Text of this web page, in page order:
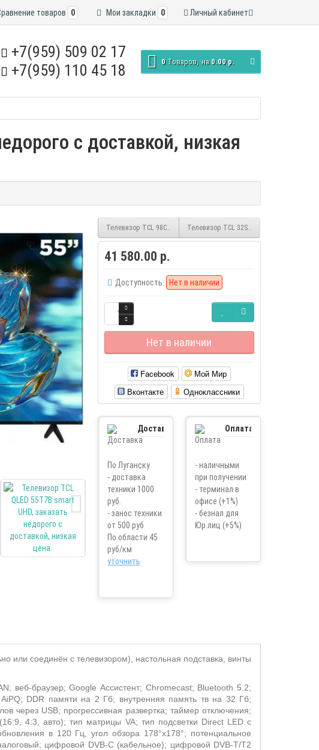
Личный кабинет
Мои закладки 0
товаров 0
+7(959) 509 02 17
+7(959) 110 45 18
0 Tоваров, на 0.00 р.
с доставкой, низкая
Телевизор TCL 98C745, smart, QLED, UHD, безрамочный, (Android)
Телевизор TCL 32S5K, smart, QLED, FHD,
41 580.00 р.
Доступность: Нет в наличии
Нет в наличии
Facebook
Мой Мир
Вконтакте
Одноклассники
Доставка
По Луганску
- доставка
техники 1000
руб.
- занос техники
от 500 руб
По области 45
руб/км
уточнить
Оплата
- наличными
при получении
- терминал в
офисе (+1%)
- безнал для
Юр.лиц (+5%)
или соединён с телевизором), настольная подставка, винты
; веб-браузер;Google Ассистент; Chromecast; Bluetooth 5.2;
AiPQ; DDR памяти на 2 Гб; внутренняя память тв на 32 Гб;
через USB; прогрессивная развертка; таймер отключения;
4:3, авто); тип матрицы VA; тип подсветки Direct LEDс
в 120 Гц, угол обзора 178°х178°; потенциальное
цифровой DVB-C(кабельное); цифровой DVB-T/T2